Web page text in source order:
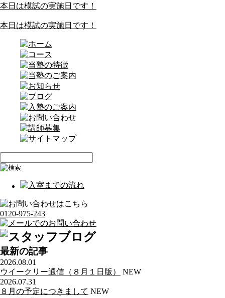
本日は模試の実施日です！
本日は模試の実施日です！
0120-975-243
最新の記事
2026.08.01
ウイークリー通信（８月１日版）
NEW
2026.07.31
８月の予定につきまして NEW